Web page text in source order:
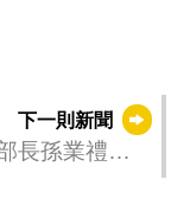
下一則新聞
長孫業禮會